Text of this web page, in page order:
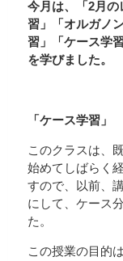
今月は、「2月
習」「オルガノ
習」「ケース学
を学びました。
「ケース学習」
このクラスは、
始めてしばらく
すので、以前、
にして、ケース
た。
この授業の目的